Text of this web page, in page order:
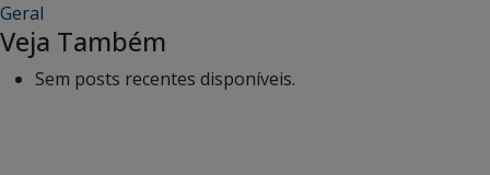
Geral
Veja Também
Sem posts recentes disponíveis.